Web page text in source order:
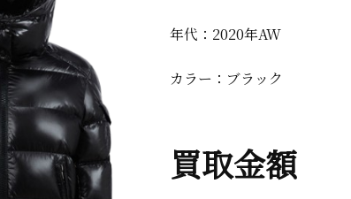
年代：2020年AW
カラー：ブラック
買取金額